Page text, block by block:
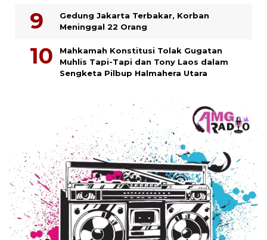
Gedung Jakarta Terbakar, Korban
Meninggal 22 Orang
Mahkamah Konstitusi Tolak Gugatan
Muhlis Tapi-Tapi dan Tony Laos dalam
Sengketa Pilbup Halmahera Utara